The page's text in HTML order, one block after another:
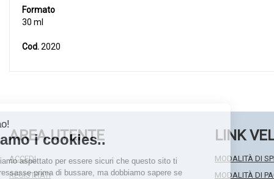
Formato
30 ml
Cod.2020
AREA UTENTE
ACCEDI
REGISTRATI
LINK
MODALITÀ DI
MODALITÀ DI